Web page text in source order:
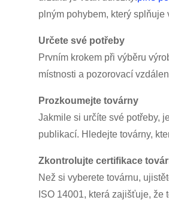
plným pohybem, který splňuje
Určete své potřeby
Prvním krokem při výběru
místnosti a pozorovací
Prozkoumejte továrny
Jakmile si určíte své potřeby,
publikací. Hledejte továrny,
Zkontrolujte certifikace
Než si vyberete továrnu,
ISO 14001, která zajišťuje,